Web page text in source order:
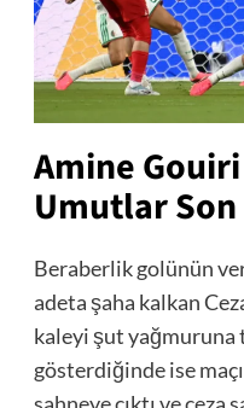
Amine Gouiri
Umutlar Son
Beraberlik golünün
adeta şaha kalkan
kaleyi şut yağmuruna
gösterdiğinde ise